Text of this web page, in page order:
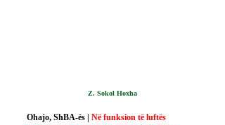
Z. Sokol Hoxha
Ohajo, ShBA-ës | Në funksion të luftës